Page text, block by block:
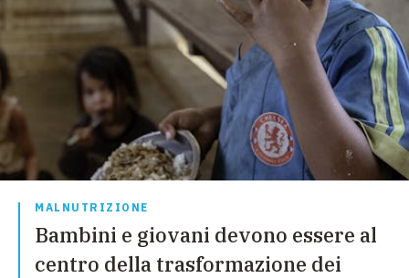
MALNUTRIZIONE
Bambini e giovani devono essere al
centro della trasformazione dei